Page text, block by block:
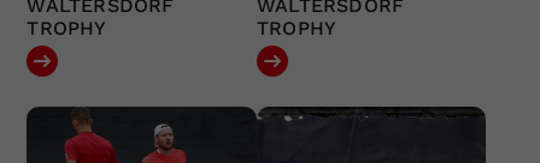
WALTERSDORF
TROPHY
WALTERSDORF
TROPHY